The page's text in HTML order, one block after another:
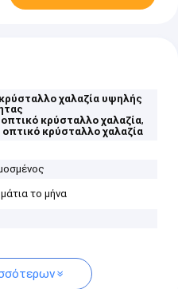
χαλαζία υψηλής
κρύσταλλο χαλαζία,
κρύσταλλο χαλαζία
το μήνα